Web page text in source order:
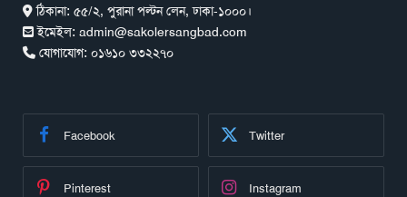
ঠিকানা: ৫৫/২, পুরানা পল্টন লেন, ঢাকা-১০০০।
ইমেইল: admin@sakolersangbad.com
যোগাযোগ: ০১৬১০ ৩৩২২৭০
Facebook Twitter
Pinterest Instagram